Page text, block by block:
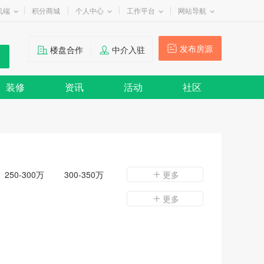
端 积分商城 个人中心 工作平台 网站导航
发布房源
楼盘合作 中介入驻
装修 资讯 活动 社区
250-300万 300-350万 更多
更多